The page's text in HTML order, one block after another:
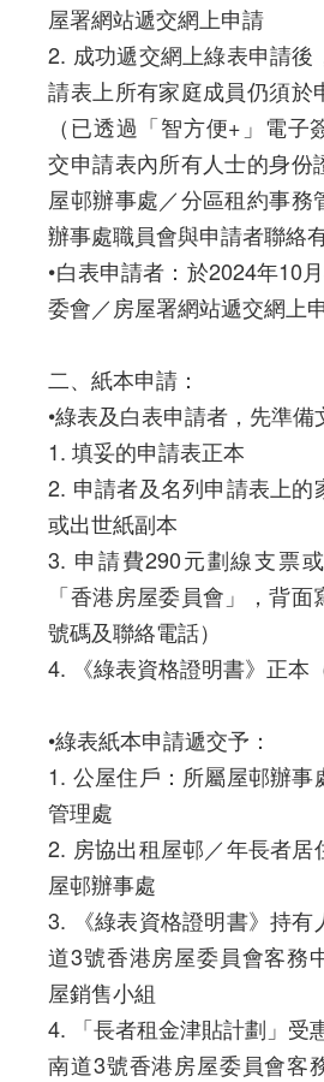
屋署網站遞交網上申請
2. 成功遞交網上綠表申請後
請表上所有家庭成員仍須於
（已透過「智方便+」電子
交申請表內所有人士的身份
屋邨辦事處／分區租約事務
辦事處職員會與申請者聯絡
•白表申請者：於2024年10
委會／房屋署網站遞交網上
二、紙本申請：
•綠表及白表申請者，先準備
1. 填妥的申請表正本
2. 申請者及名列申請表上的
或出世紙副本
3. 申請費290元劃線支票
「香港房屋委員會」，背
號碼及聯絡電話）
4. 《綠表資格證明書》正本
•綠表紙本申請遞交予：
1. 公屋住戶：所屬屋邨辦事
管理處
2. 房協出租屋邨／年長者居
屋邨辦事處
3. 《綠表資格證明書》持有
道3號香港房屋委員會客務
屋銷售小組
4. 「長者租金津貼計劃」受
南道3號香港房屋委員會客